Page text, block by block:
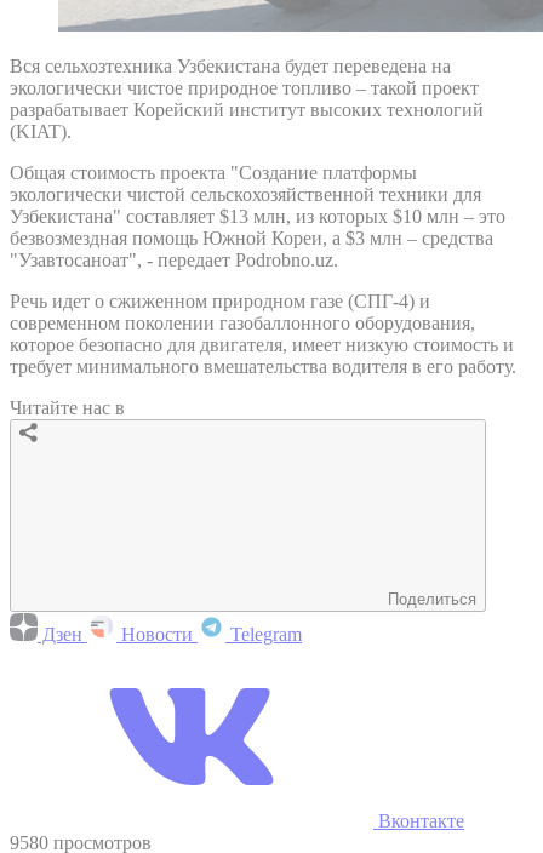
Вся сельхозтехника Узбекистана будет переведена на
экологически чистое природное топливо – такой проект
разрабатывает Корейский институт высоких технологий
(KIAT).
Общая стоимость проекта "Создание платформы
экологически чистой сельскохозяйственной техники для
Узбекистана" составляет $13 млн, из которых $10 млн – это
безвозмездная помощь Южной Кореи, а $3 млн – средства
"Узавтосаноат", - передает Podrobno.uz.
Речь идет о сжиженном природном газе (СПГ-4) и
современном поколении газобаллонного оборудования,
которое безопасно для двигателя, имеет низкую стоимость и
требует минимального вмешательства водителя в его работу.
Читайте нас в
Поделиться
Дзен Новости Telegram
Вконтакте
9580 просмотров